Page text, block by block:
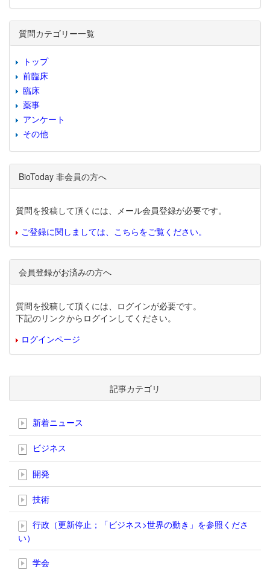
質問カテゴリー一覧
トップ
前臨床
臨床
薬事
アンケート
その他
BioToday 非会員の方へ
質問を投稿して頂くには、メール会員登録が必要です。
ご登録に関しましては、こちらをご覧ください。
会員登録がお済みの方へ
質問を投稿して頂くには、ログインが必要です。
下記のリンクからログインしてください。
ログインページ
記事カテゴリ
新着ニュース
ビジネス
開発
技術
行政（更新停止；「ビジネス>世界の動き」を参照くださ
い）
学会